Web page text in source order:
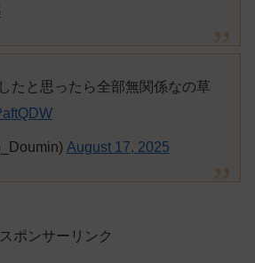
たと思ったら全部無関係なの草
August 17, 2025
スポンサーリンク